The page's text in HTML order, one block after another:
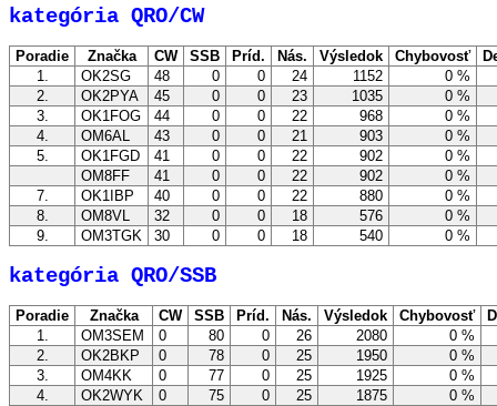
kategória QRO/CW
Poradie Značka CW SSB Príd. Nás. Výsledok Chybovosť
1.
OK2SG 48 0 0 24 1152
0 %
2.
OK2PYA 45 0 0 23 1035
0 %
3.
OK1FOG 44 0 0 22 968
0 %
4.
OM6AL 43 0 0 21 903
0 %
5.
OK1FGD 41 0 0 22 902
0 %
OM8FF
41 0 0 22 902
0 %
7.
OK1IBP 40 0 0 22 880
0 %
8.
OM8VL 32 0 0 18 576
0 %
9.
OM3TGK 30 0 0 18 540 0 %
kategória QRO/SSB
Poradie Značka CW SSB Príd. Nás. Výsledok Chybovosť
1.
OM3SEM 0 80 0 26 2080
0 %
2.
OK2BKP 0 78 0 25 1950
0 %
3.
OM4KK 0 77 0 25 1925
0 %
4.
OK2WYK 0 75 0 25 1875
0 %